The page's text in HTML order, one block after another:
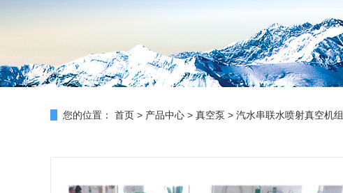
您的位置： 首页 > 产品中心 > 真空泵 > 汽水串联水喷射真空机组